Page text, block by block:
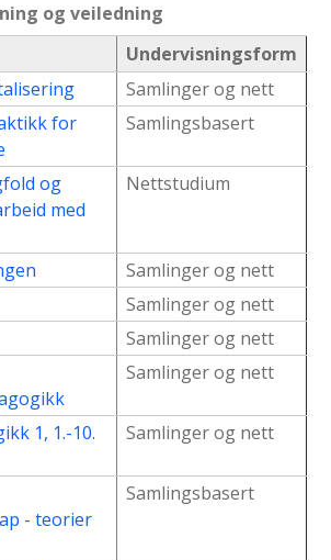
og veiledning
Undervisningsform
Samlinger og nett
for
Samlingsbasert
og
med
Nettstudium
Samlinger og nett
Samlinger og nett
Samlinger og nett
Samlinger og nett
1, 1.-10.
Samlinger og nett
- teorier
Samlingsbasert